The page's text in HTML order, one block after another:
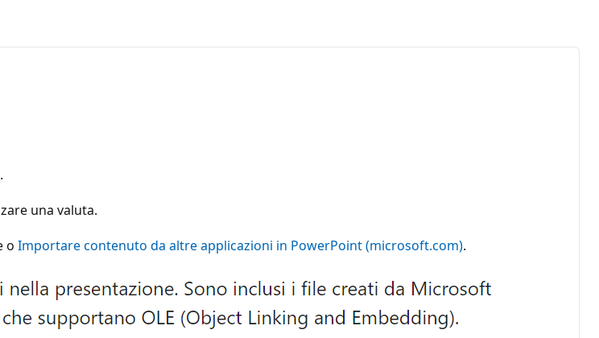
una valuta.
o Importare contenuto da altre applicazioni in PowerPoint (microsoft.com).